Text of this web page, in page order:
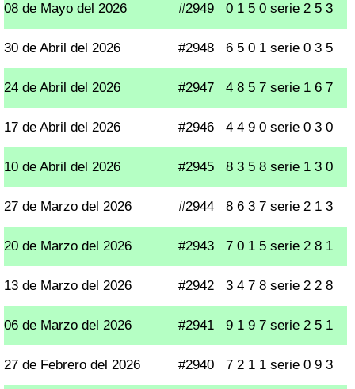
08 de Mayo del 2026 #2949 0 1 5 0 serie 2 5 3
30 de Abril del 2026 #2948 6 5 0 1 serie 0 3 5
24 de Abril del 2026 #2947 4 8 5 7 serie 1 6 7
17 de Abril del 2026 #2946 4 4 9 0 serie 0 3 0
10 de Abril del 2026 #2945 8 3 5 8 serie 1 3 0
27 de Marzo del 2026 #2944 8 6 3 7 serie 2 1 3
20 de Marzo del 2026 #2943 7 0 1 5 serie 2 8 1
13 de Marzo del 2026 #2942 3 4 7 8 serie 2 2 8
06 de Marzo del 2026 #2941 9 1 9 7 serie 2 5 1
27 de Febrero del 2026 #2940 7 2 1 1 serie 0 9 3